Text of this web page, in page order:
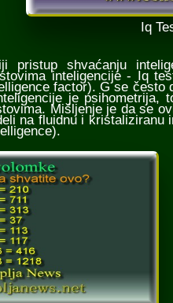
Iq
shvaćanju
inteligencije - Iq
factor). G se
je psihometrija,
Mišljenje je da se
na fluidnu i kristaliziranu